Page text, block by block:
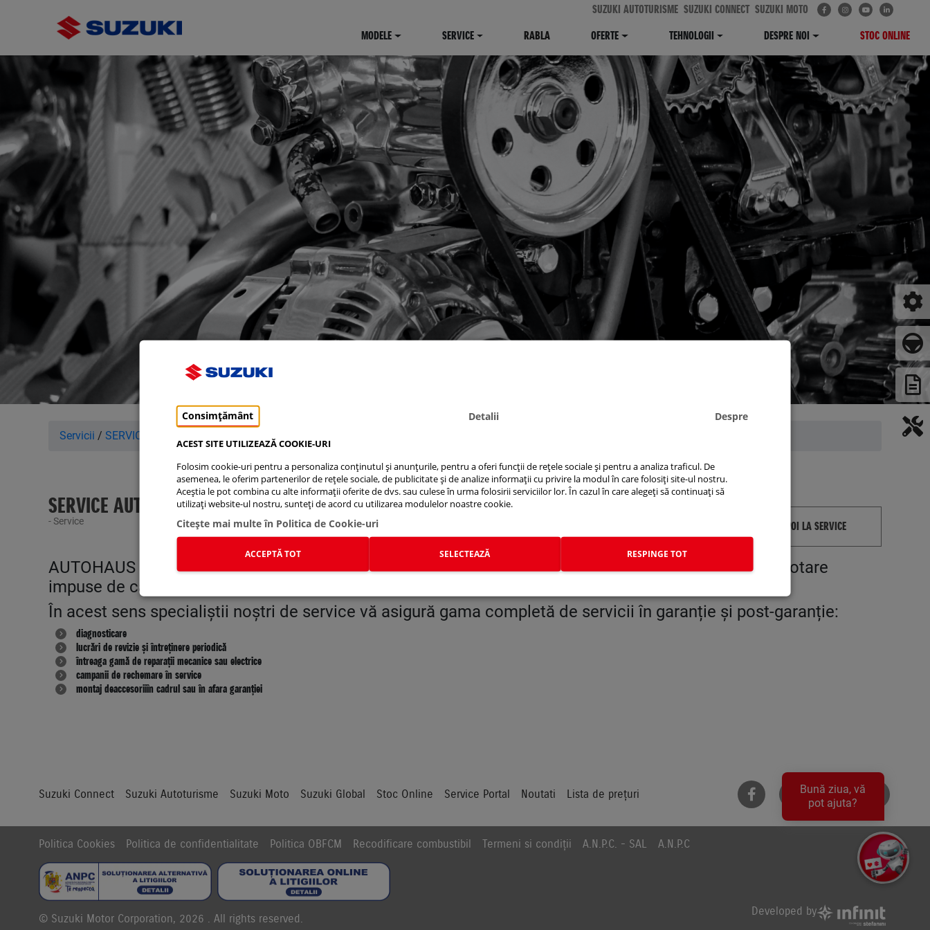
Consimțământ Detalii Despre
ACEST SITE UTILIZEAZĂ COOKIE-URI
Folosim cookie-uri pentru a personaliza conținutul și anunțurile, pentru a oferi funcții de rețele sociale și pentru a analiza traficul. De
asemenea, le oferim partenerilor de rețele sociale, de publicitate și de analize informații cu privire la modul în care folosiți site-ul nostru.
Aceștia le pot combina cu alte informații oferite de dvs. sau culese în urma folosirii serviciilor lor. În cazul în care alegeți să continuați să
utilizați website-ul nostru, sunteți de acord cu utilizarea modulelor noastre cookie.
Citeşte mai multe în Politica de Cookie-uri
ACCEPTĂ TOT SELECTEAZĂ RESPINGE TOT
SUZUKI AUTOTURISME SUZUKI CONNECT SUZUKI MOTO
MODELE
SERVICE RABLA OFERTE TEHNOLOGII DESPRE NOI STOC ONLINE
Servicii / SERVICE AUTORIZAT de PRODUCĂTOR...
SERVICE AUTORIZAT de PRODUCĂTOR
- Service INAPOI LA SERVICE
AUTOHAUS HUBER îndeplinește standardele de tehnologie, instruire profesională, documentație și dotare
impuse de catre Suzuki.
În acest sens specialiștii noștri de service vă asigură gama completă de servicii în garanție și post-garanție:
diagnosticare
lucrări de revizie și întreținere periodică
întreaga gamă de reparații mecanice sau electrice
campanii de rechemare în service
montaj de accesorii în cadrul sau în afara garanției
Suzuki Connect Suzuki Autoturisme Suzuki Moto Suzuki Global Stoc Online Service Portal Noutati Lista de prețuri
Politica Cookies Politica de confidentialitate Politica OBFCM Recodificare combustibil Termeni si condiții A.N.P.C. - SAL A.N.P.C
© Suzuki Motor Corporation, 2026 . All rights reserved.
Developed by
Bună ziua, vă
pot ajuta?